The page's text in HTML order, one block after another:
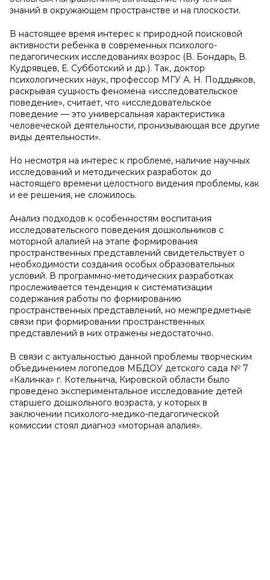
знаний в окружающем пространстве и на плоскости.
В настоящее время интерес к природной поисковой
активности ребенка в современных психолого-
педагогических исследованиях возрос (В. Бондарь, В.
Кудрявцев, Е. Субботский и др.). Так, доктор
психологических наук, профессор МГУ А. Н. Поддьяков,
раскрывая сущность феномена «исследовательское
поведение», считает, что «исследовательское
поведение — это универсальная характеристика
человеческой деятельности, пронизывающая все другие
виды деятельности».
Но несмотря на интерес к проблеме, наличие научных
исследований и методических разработок до
настоящего времени целостного видения проблемы, как
и ее решения, не сложилось.
Анализ подходов к особенностям воспитания
исследовательского поведения дошкольников с
моторной алалией на этапе формирования
пространственных представлений свидетельствует о
необходимости создания особых образовательных
условий. В программно-методических разработках
прослеживается тенденция к систематизации
содержания работы по формированию
пространственных представлений, но межпредметные
связи при формировании пространственных
представлений в них отражены недостаточно.
В связи с актуальностью данной проблемы творческим
объединением логопедов МБДОУ детского сада № 7
«Калинка» г. Котельнича, Кировской области было
проведено экспериментальное исследование детей
старшего дошкольного возраста, у которых в
заключении психолого-медико-педагогической
комиссии стоял диагноз «моторная алалия».